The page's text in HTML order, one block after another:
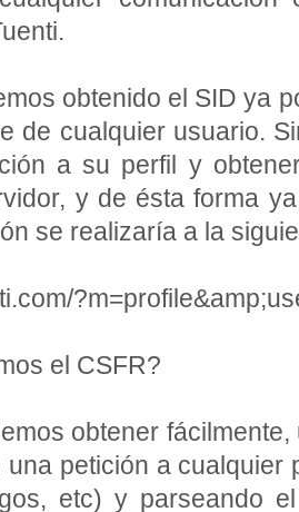
obtenido el SID ya
de cualquier usuario.
a su perfil y
y de ésta forma
se realizaría a la
el CSFR?
obtener
una petición a cualquier
etc) y parseando